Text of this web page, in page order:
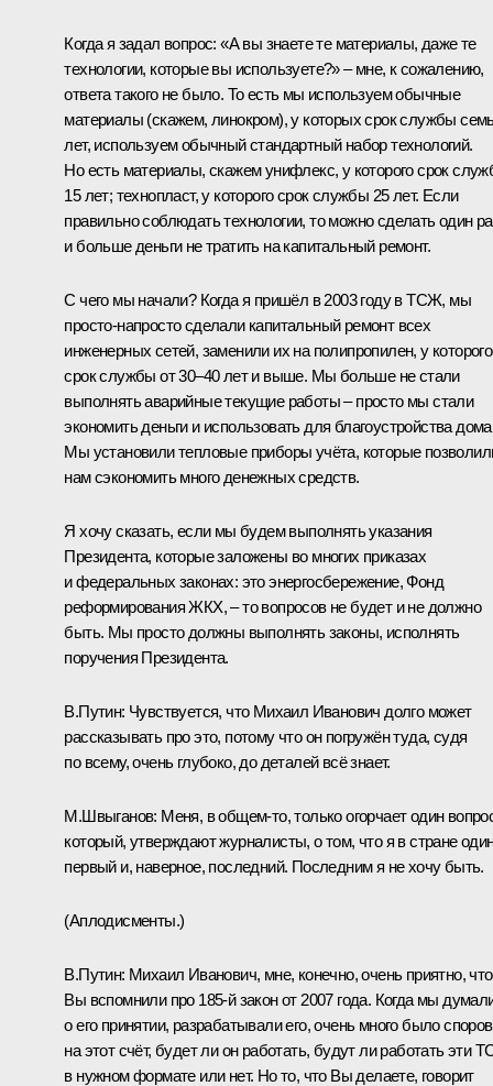
Когда я задал вопрос: «А вы знаете те материалы, даже те
технологии, которые вы используете?» – мне, к сожалению,
ответа такого не было. То есть мы используем обычные
материалы (скажем, линокром), у которых срок службы
лет, используем обычный стандартный набор технологий.
Но есть материалы, скажем унифлекс, у которого срок
15 лет; технопласт, у которого срок службы 25 лет. Если
правильно соблюдать технологии, то можно сделать один
и больше деньги не тратить на капитальный ремонт.
С чего мы начали? Когда я пришёл в 2003 году в ТСЖ, мы
просто-напросто сделали капитальный ремонт всех
инженерных сетей, заменили их на полипропилен, у которого
срок службы от 30–40 лет и выше. Мы больше не стали
выполнять аварийные текущие работы – просто мы стали
экономить деньги и использовать для благоустройства
Мы установили тепловые приборы учёта, которые
нам сэкономить много денежных средств.
Я хочу сказать, если мы будем выполнять указания
Президента, которые заложены во многих приказах
и федеральных законах: это энергосбережение, Фонд
реформирования ЖКХ, – то вопросов не будет и не должно
быть. Мы просто должны выполнять законы, исполнять
поручения Президента.
В.Путин: Чувствуется, что Михаил Иванович долго может
рассказывать про это, потому что он погружён туда, судя
по всему, очень глубоко, до деталей всё знает.
М.Швыганов: Меня, в общем‑то, только огорчает один
который, утверждают журналисты, о том, что я в стране
первый и, наверное, последний. Последним я не хочу быть.
(Аплодисменты.)
В.Путин: Михаил Иванович, мне, конечно, очень приятно, что
Вы вспомнили про 185-й закон от 2007 года. Когда мы
о его принятии, разрабатывали его, очень много было споров
на этот счёт, будет ли он работать, будут ли работать эти
в нужном формате или нет. Но то, что Вы делаете, говорит